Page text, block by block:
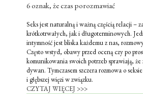
6 oznak, że czas porozmawiać
Seks jest naturalną i ważną częścią relacji –
krótkotrwałych, jak i długoterminowych.
intymność jest bliska każdemu z nas,
Często wstyd, obawy przed oceną czy po
komunikowania swoich potrzeb sprawiają,
dywan. Tymczasem szczera rozmowa o
i głębszej więzi w związku.
CZYTAJ WIĘCEJ >>>